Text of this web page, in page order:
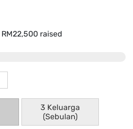
RM22,500 raised
3 Keluarga
(Sebulan)